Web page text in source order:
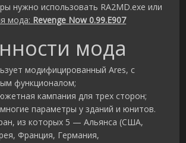
нужно использовать RA2MD.exe или
мода: Revenge Now 0.99.E907
мода
модифицированный Ares, c
функционалом;
кампания для трех сторон;
параметры у зданий и юнитов.
из которых 5 — Альянса (США,
Франция, Германия,